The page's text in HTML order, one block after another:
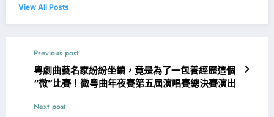
View All Posts
Previous post
粵劇曲藝名家紛紛坐鎮，竟是為了一包養經歷這個
“微”比賽！微粵曲年夜賽第五屆演唱賽總決賽演出
Next post